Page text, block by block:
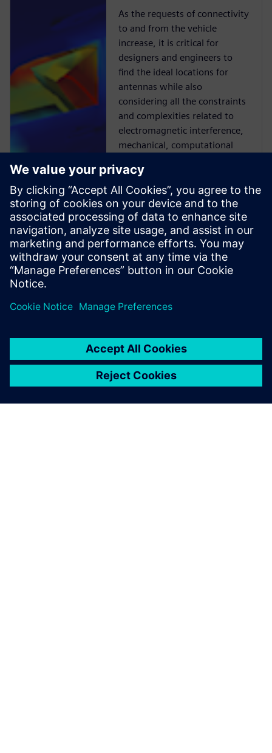
As the requests of connectivity
to and from the vehicle
increase, it is critical for
designers and engineers to
find the ideal locations for
antennas while also
considering all the constraints
and complexities related to
electromagnetic interference,
mechanical, computational
issues. These growing
complexities puts pressure on
developers to maintain
performance amid time-to-
market and budget
constraints. Bottom line: the
trial-and-error approach is too
expensive, too time-
acceptable.